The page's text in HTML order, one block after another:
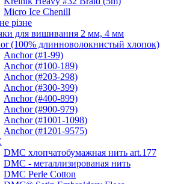
Micro Ice Chenill
різне
для вишивання 2 мм, 4 мм
(100% длинноволокнистый хлопок)
Anchor (#1-99)
Anchor (#100-189)
Anchor (#203-298)
Anchor (#300-399)
Anchor (#400-899)
Anchor (#900-979)
Anchor (#1001-1098)
Anchor (#1201-9575)
DMC хлопчатобумажная нить art.177
DMC - металлизированая нить
DMC Perle Cotton